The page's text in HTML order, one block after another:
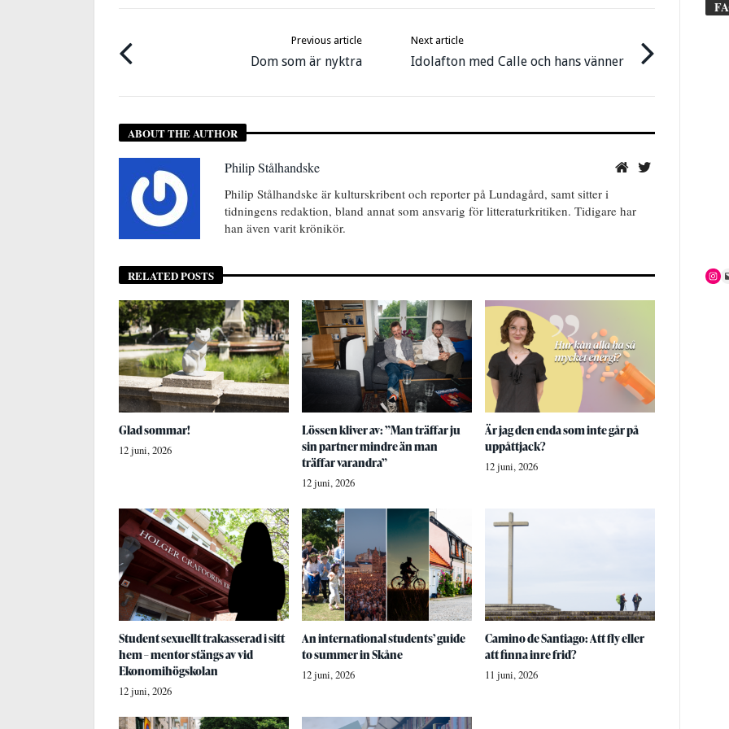
Previous article
Dom som är nyktra
Next article
Idolafton med Calle och hans vänner
ABOUT THE AUTHOR
Philip Stålhandske
Philip Stålhandske är kulturskribent och reporter på Lundagård, samt sitter i
tidningens redaktion, bland annat som ansvarig för litteraturkritiken. Tidigare har
han även varit krönikör.
RELATED POSTS
Glad sommar!
12 juni, 2026
Lössen kliver av: ”Man träffar ju
sin partner mindre än man
träffar varandra”
12 juni, 2026
Är jag den enda som inte går på
uppåttjack?
12 juni, 2026
Student sexuellt trakasserad i sitt
hem – mentor stängs av vid
Ekonomihögskolan
12 juni, 2026
An international students’ guide
to summer in Skåne
12 juni, 2026
Camino de Santiago: Att fly eller
att finna inre frid?
11 juni, 2026